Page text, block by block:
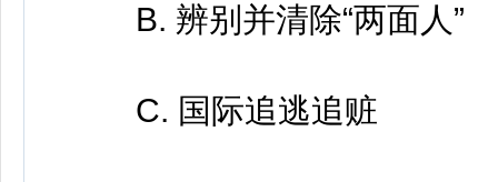
B. 辨别并清除“两面人”
C. 国际追逃追赃